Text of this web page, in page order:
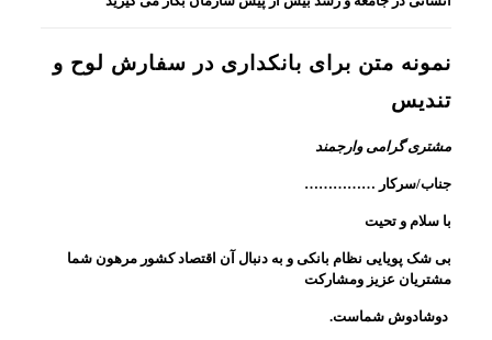
نمونه متن برای بانکداری در سفارش لوح و
تندیس
مشتری گرامی وارجمند
جناب/سرکار ……………
با سلام و تحیت
بی شک پویایی نظام بانکی و به دنبال آن اقتصاد کشور مرهون شما
مشتریان عزیز ومشارکت
دوشادوش شماست.